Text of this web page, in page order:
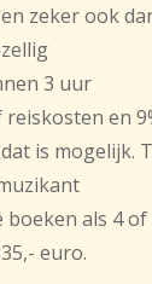
zeker ook
3 uur
reiskosten en
dat is mogelijk.
boeken als 4
euro.